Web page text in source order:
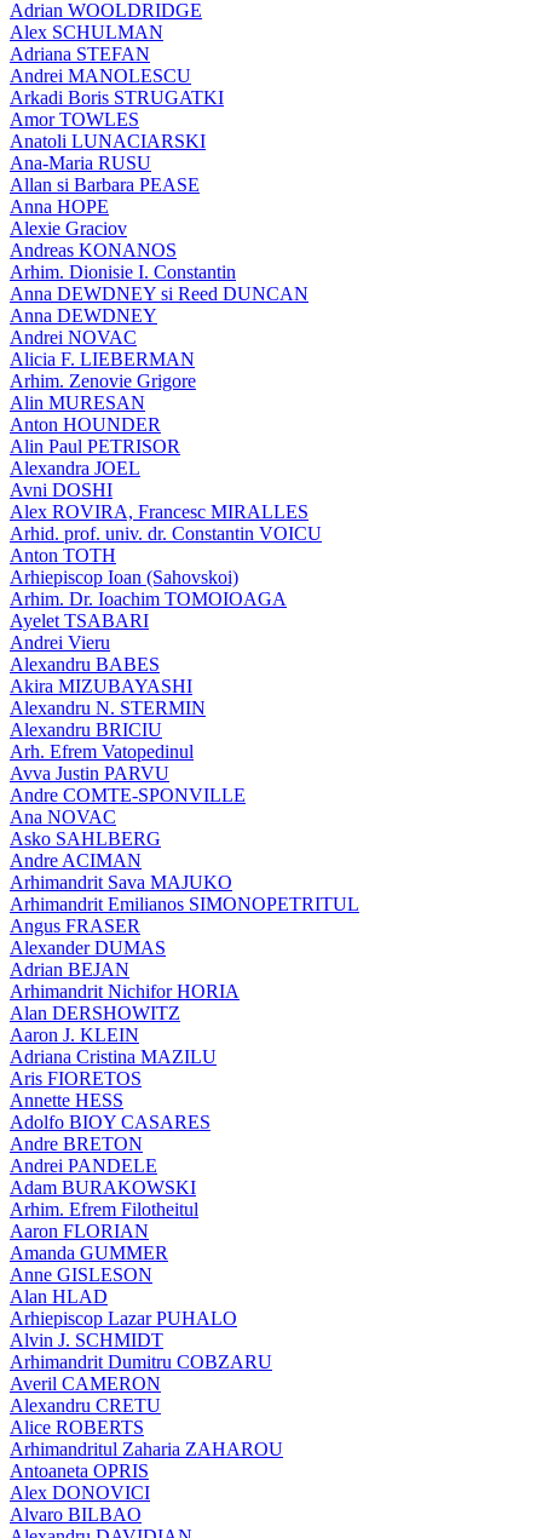
Adrian WOOLDRIDGE
Alex SCHULMAN
Adriana STEFAN
Andrei MANOLESCU
Arkadi Boris STRUGATKI
Amor TOWLES
Anatoli LUNACIARSKI
Ana-Maria RUSU
Allan si Barbara PEASE
Anna HOPE
Alexie Graciov
Andreas KONANOS
Arhim. Dionisie I. Constantin
Anna DEWDNEY si Reed DUNCAN
Anna DEWDNEY
Andrei NOVAC
Alicia F. LIEBERMAN
Arhim. Zenovie Grigore
Alin MURESAN
Anton HOUNDER
Alin Paul PETRISOR
Alexandra JOEL
Avni DOSHI
Alex ROVIRA, Francesc MIRALLES
Arhid. prof. univ. dr. Constantin VOICU
Anton TOTH
Arhiepiscop Ioan (Sahovskoi)
Arhim. Dr. Ioachim TOMOIOAGA
Ayelet TSABARI
Andrei Vieru
Alexandru BABES
Akira MIZUBAYASHI
Alexandru N. STERMIN
Alexandru BRICIU
Arh. Efrem Vatopedinul
Avva Justin PARVU
Andre COMTE-SPONVILLE
Ana NOVAC
Asko SAHLBERG
Andre ACIMAN
Arhimandrit Sava MAJUKO
Arhimandrit Emilianos SIMONOPETRITUL
Angus FRASER
Alexander DUMAS
Adrian BEJAN
Arhimandrit Nichifor HORIA
Alan DERSHOWITZ
Aaron J. KLEIN
Adriana Cristina MAZILU
Aris FIORETOS
Annette HESS
Adolfo BIOY CASARES
Andre BRETON
Andrei PANDELE
Adam BURAKOWSKI
Arhim. Efrem Filotheitul
Aaron FLORIAN
Amanda GUMMER
Anne GISLESON
Alan HLAD
Arhiepiscop Lazar PUHALO
Alvin J. SCHMIDT
Arhimandrit Dumitru COBZARU
Averil CAMERON
Alexandru CRETU
Alice ROBERTS
Arhimandritul Zaharia ZAHAROU
Antoaneta OPRIS
Alex DONOVICI
Alvaro BILBAO